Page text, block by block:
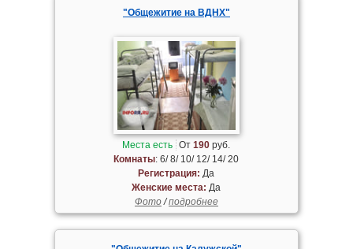
"Общежитие на ВДНХ"
Места есть От190 руб.
Комнаты: 6/ 8/ 10/ 12/ 14/ 20
Регистрация: Да
Женские места: Да
Фото/подробнее